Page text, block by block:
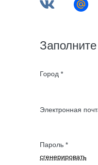
Город *
Электронная
Пароль *
сгенерировать